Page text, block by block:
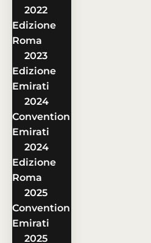
2022
Edizione
Roma
2023
Edizione
Emirati
2024
Convention
Emirati
2024
Edizione
Roma
2025
Convention
Emirati
2025